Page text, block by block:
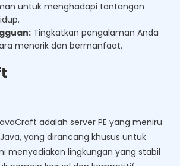
untuk menghadapi tantangan
Tingkatkan pengalaman Anda
menarik dan bermanfaat.
adalah server PE yang meniru
yang dirancang khusus untuk
menyediakan lingkungan yang stabil